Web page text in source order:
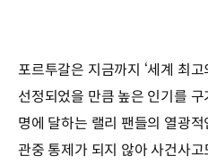
포르투갈은 지금까지 ‘세계 최
선정되었을 만큼 높은 인기를
명에 달하는 랠리 팬들의 열광
관중 통제가 되지 않아 사건사